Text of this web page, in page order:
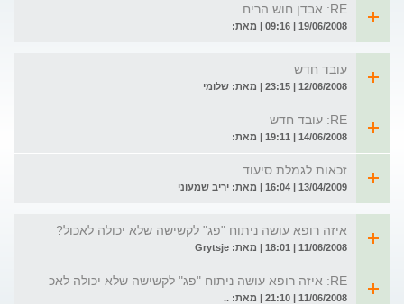
RE: אבדן חוש הריח
19/06/2008 | 09:16 | מאת:
עובד חדש
12/06/2008 | 23:15 | מאת: שלומי
RE: עובד חדש
14/06/2008 | 19:11 | מאת:
זכאות לגמלת סיעוד
13/04/2009 | 16:04 | מאת: יריב שמעוני
איזה רופא עושה ניתוח "פג" לקשישה שלא יכולה לאכול?
11/06/2008 | 18:01 | מאת: Grytsje
RE: איזה רופא עושה ניתוח "פג" לקשישה שלא יכולה לאכ
11/06/2008 | 21:10 | מאת: ..